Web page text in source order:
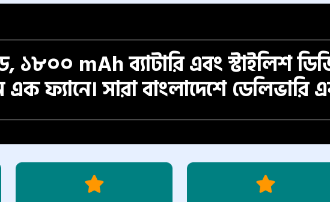
১৮০০ mAh ব্যাটারি এবং স্টাইলিশ
এক ফ্যানে। সারা বাংলাদেশে ডেলিভারি